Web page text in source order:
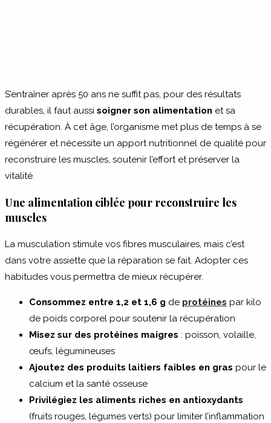
S’entraîner après 50 ans ne suffit pas, pour des résultats
durables, il faut aussi soigner son alimentation et sa
récupération. À cet âge, l’organisme met plus de temps à se
régénérer et nécessite un apport nutritionnel de qualité pour
reconstruire les muscles, soutenir l’effort et préserver la
vitalité.
Une alimentation ciblée pour reconstruire les
muscles
La musculation stimule vos fibres musculaires, mais c’est
dans votre assiette que la réparation se fait. Adopter ces
habitudes vous permettra de mieux récupérer.
Consommez entre 1,2 et 1,6 g de protéines par kilo
de poids corporel pour soutenir la récupération
Misez sur des protéines maigres : poisson, volaille,
œufs, légumineuses
Ajoutez des produits laitiers faibles en gras pour le
calcium et la santé osseuse
Privilégiez les aliments riches en antioxydants
(fruits rouges, légumes verts) pour limiter l’inflammation